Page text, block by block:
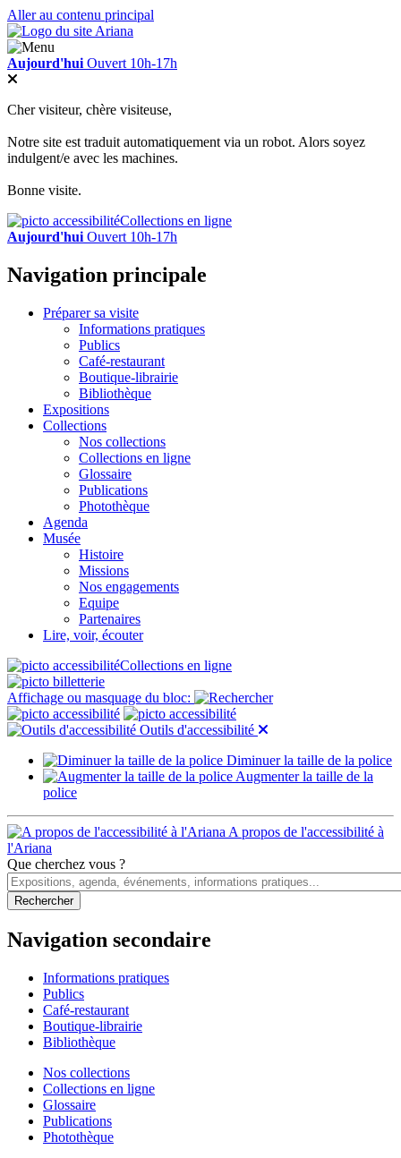
Aller au contenu principal
Aujourd'hui Ouvert 10h-17h
Cher visiteur, chère visiteuse,
Notre site est traduit automatiquement via un robot. Alors soyez
indulgent/e avec les machines.
Bonne visite.
Collections en ligne
Aujourd'hui Ouvert 10h-17h
Navigation principale
Préparer sa visite
Informations pratiques
Publics
Café-restaurant
Boutique-librairie
Bibliothèque
Expositions
Collections
Nos collections
Collections en ligne
Glossaire
Publications
Photothèque
Agenda
Musée
Histoire
Missions
Nos engagements
Equipe
Partenaires
Lire, voir, écouter
Collections en ligne
Affichage ou masquage du bloc:
Outils d'accessibilité
Diminuer la taille de la police
Augmenter la taille de la
police
A propos de l'accessibilité à
l'Ariana
Que cherchez vous ?
Navigation secondaire
Informations pratiques
Publics
Café-restaurant
Boutique-librairie
Bibliothèque
Nos collections
Collections en ligne
Glossaire
Publications
Photothèque